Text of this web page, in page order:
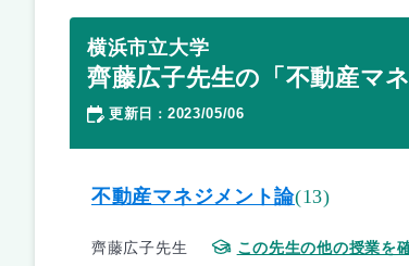
横浜市立大学
齊藤広子先生の「不動産マ
更新日 ： 2023/05/06
不動産マネジメント論(13)
齊藤広子先生 この先生の他の授業を